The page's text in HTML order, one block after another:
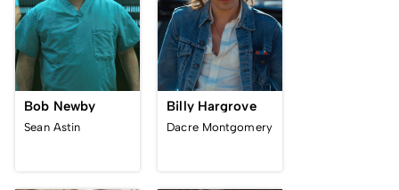
Bob Newby
Sean Astin
Billy Hargrove
Dacre Montgomery